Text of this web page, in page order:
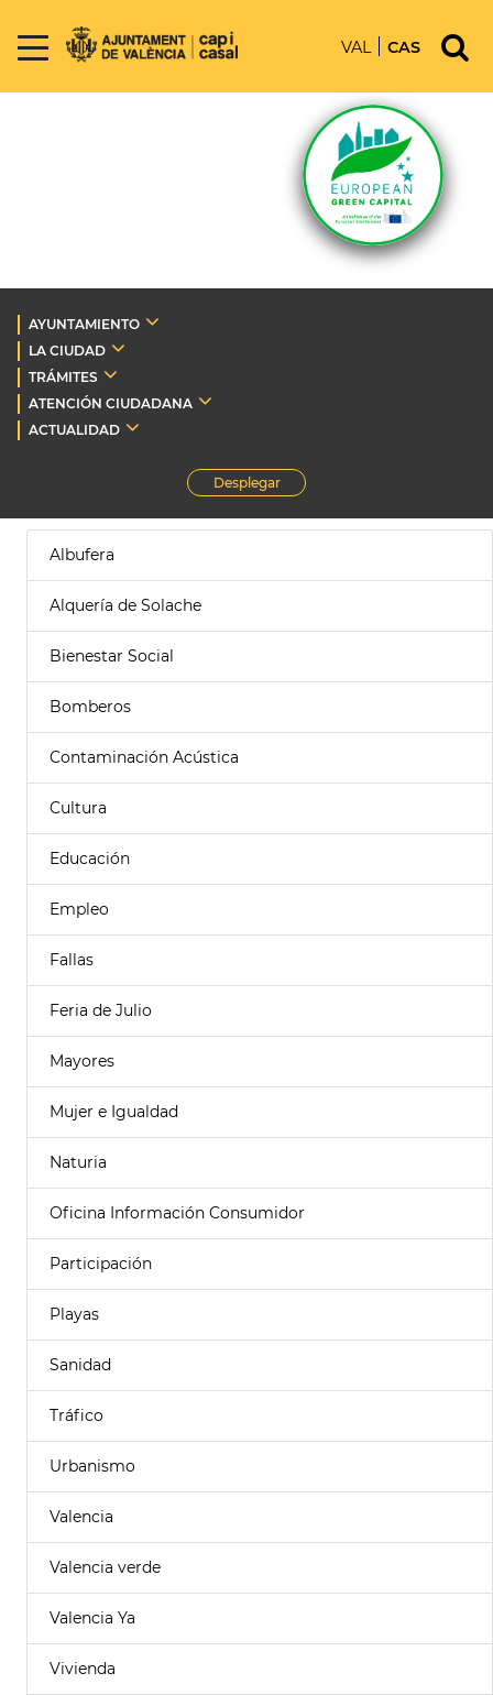
VAL CAS
AYUNTAMIENTO
LA CIUDAD
TRÁMITES
ATENCIÓN CIUDADANA
ACTUALIDAD
Desplegar
Albufera
Alquería de Solache
Bienestar Social
Bomberos
Contaminación Acústica
Cultura
Educación
Empleo
Fallas
Feria de Julio
Mayores
Mujer e Igualdad
Naturia
Oficina Información Consumidor
Participación
Playas
Sanidad
Tráfico
Urbanismo
Valencia
Valencia verde
Valencia Ya
Vivienda